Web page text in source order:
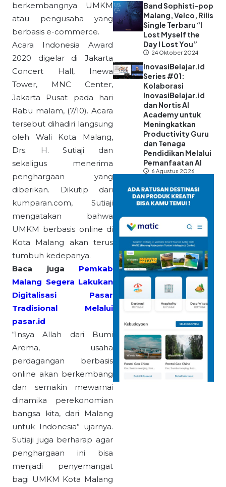
berkembangnya UMKM
atau pengusaha yang
berbasis e-commerce.
Acara Indonesia Award
2020 digelar di Jakarta
Concert Hall, Inewa
Tower, MNC Center,
Jakarta Pusat pada hari
Rabu malam, (7/10). Acara
tersebut dihadiri langsung
oleh Wali Kota Malang,
Drs. H. Sutiaji dan
sekaligus menerima
penghargaan yang
diberikan. Dikutip dari
kumparan.com, Sutiaji
mengatakan bahwa
UMKM berbasis online di
Kota Malang akan terus
tumbuh kedepanya.
Baca juga Pemkab
Malang Segera Lakukan
Digitalisasi Pasar
Tradisional Melalui
pasar.id
“Insya Allah dari Bumi
Arema, usaha
perdagangan berbasis
online akan berkembang
dan semakin mewarnai
dinamika perekonomian
bangsa kita, dari Malang
untuk Indonesia” ujarnya.
Sutiaji juga berharap agar
penghargaan ini bisa
menjadi penyemangat
bagi UMKM Kota Malang
Band Sophisti-pop
Malang, Velco, Rilis
Single Terbaru “I
Lost Myself the
Day I Lost You”
24 Oktober 2024
InovasiBelajar.id
Series #01:
Kolaborasi
InovasiBelajar.id
dan Nortis AI
Academy untuk
Meningkatkan
Productivity Guru
dan Tenaga
Pendidikan Melalui
Pemanfaatan AI
6 Agustus 2026